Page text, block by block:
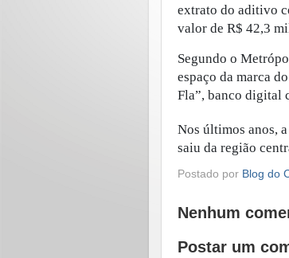
extrato do aditivo
valor de R$ 42,3
Segundo o
espaço da marca
Fla”, banco digital
Nos últimos anos,
saiu da região
Postado por Blog do
Nenhum
Postar um